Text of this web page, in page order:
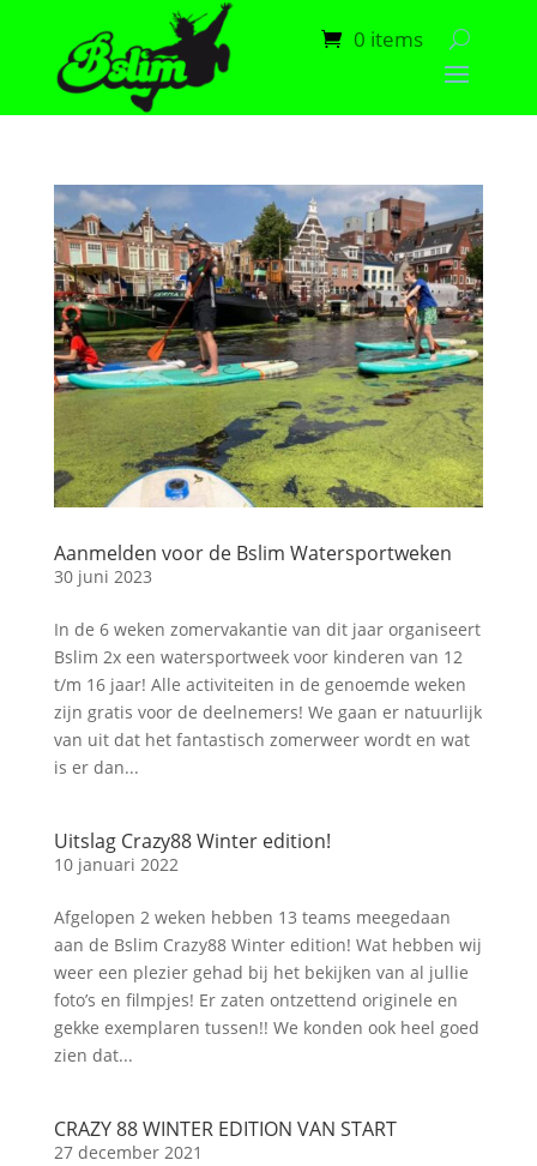
0 items
Aanmelden voor de Bslim Watersportweken
30 juni 2023
In de 6 weken zomervakantie van dit jaar organiseert
Bslim 2x een watersportweek voor kinderen van 12
t/m 16 jaar! Alle activiteiten in de genoemde weken
zijn gratis voor de deelnemers! We gaan er natuurlijk
van uit dat het fantastisch zomerweer wordt en wat
is er dan...
Uitslag Crazy88 Winter edition!
10 januari 2022
Afgelopen 2 weken hebben 13 teams meegedaan
aan de Bslim Crazy88 Winter edition! Wat hebben wij
weer een plezier gehad bij het bekijken van al jullie
foto’s en filmpjes! Er zaten ontzettend originele en
gekke exemplaren tussen!! We konden ook heel goed
zien dat...
CRAZY 88 WINTER EDITION VAN START
27 december 2021